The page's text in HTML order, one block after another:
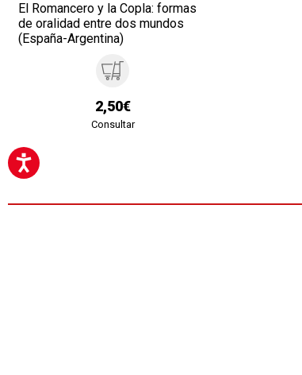
El Romancero y la Copla: formas
de oralidad entre dos mundos
(España-Argentina)
2,50€
Consultar